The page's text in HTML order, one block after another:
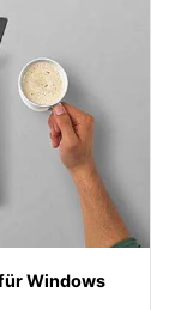
Windows